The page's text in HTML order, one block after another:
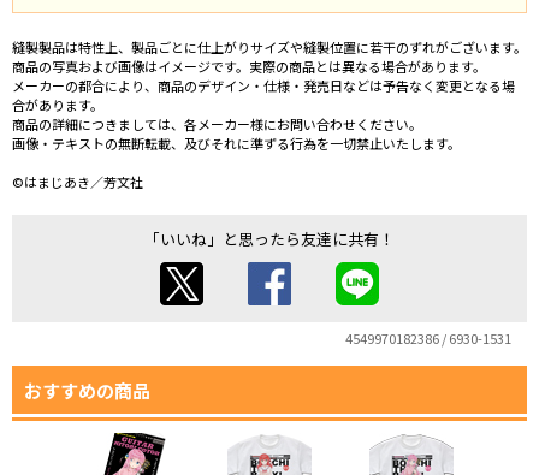
縫製製品は特性上、製品ごとに仕上がりサイズや縫製位置に若干のずれがございます。
商品の写真および画像はイメージです。実際の商品とは異なる場合があります。
メーカーの都合により、商品のデザイン・仕様・発売日などは予告なく変更となる場
合があります。
商品の詳細につきましては、各メーカー様にお問い合わせください。
画像・テキストの無断転載、及びそれに準ずる行為を一切禁止いたします。
©はまじあき／芳文社
「いいね」と思ったら友達に共有！
4549970182386 / 6930-1531
おすすめの商品